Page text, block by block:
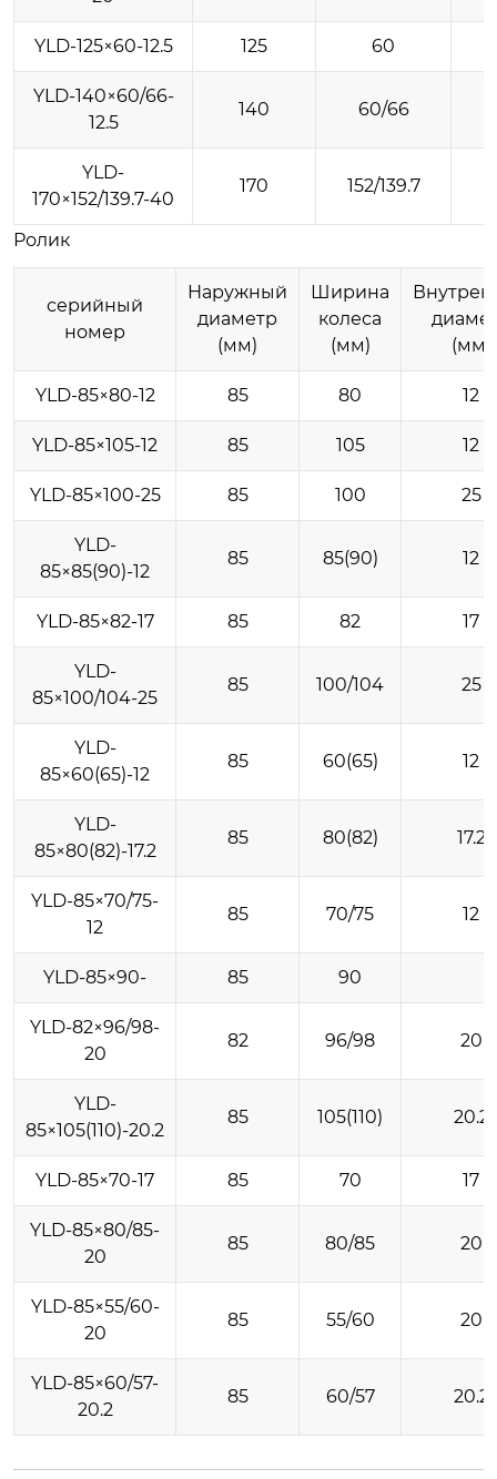
YLD-125×60-12.5 125 60
YLD-140×60/66-
12.5
140 60/66
YLD-
170×152/139.7-40
170 152/139.7
Ролик
серийный
номер
Наружный
диаметр
(мм)
Ширина
колеса
(мм)
(мм)
YLD-85×80-12 85 80 12
YLD-85×105-12 85 105 12
YLD-85×100-25 85 100 25
YLD-
85×85(90)-12
85 85(90) 12
YLD-85×82-17 85 82 17
YLD-
85×100/104-25
85 100/104 25
YLD-
85×60(65)-12
85 60(65) 12
YLD-
85×80(82)-17.2
85 80(82) 17.2
YLD-85×70/75-
12
85 70/75 12
YLD-85×90- 85 90
YLD-82×96/98-
20
82 96/98 20
YLD-
85×105(110)-20.2
85 105(110) 20.2
YLD-85×70-17 85 70 17
YLD-85×80/85-
20
85 80/85 20
YLD-85×55/60-
20
85 55/60 20
YLD-85×60/57-
20.2
85 60/57 20.2